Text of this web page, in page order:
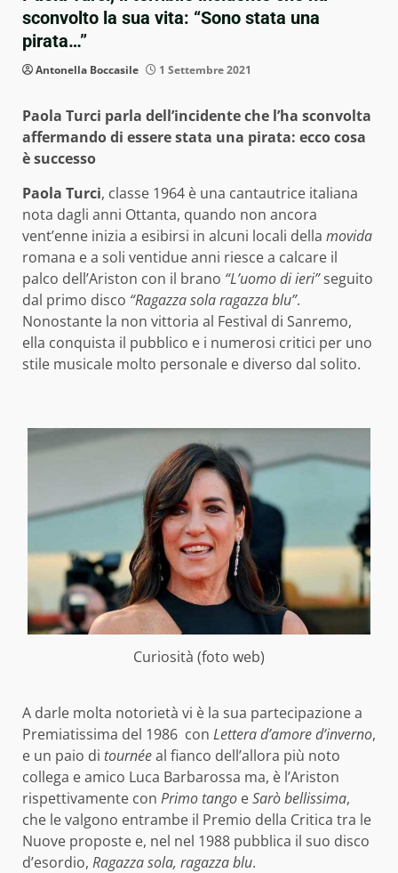
sconvolto la sua vita: “Sono stata una
pirata…”
Antonella Boccasile 1 Settembre 2021
Paola Turci parla dell’incidente che l’ha sconvolta
affermando di essere stata una pirata: ecco cosa
è successo
Paola Turci, classe 1964 è una cantautrice italiana
nota dagli anni Ottanta, quando non ancora
vent’enne inizia a esibirsi in alcuni locali della movida
romana e a soli ventidue anni riesce a calcare il
palco dell’Ariston con il brano “L’uomo di ieri”seguito
dal primo disco “Ragazza sola ragazza blu”.
Nonostante la non vittoria al Festival di Sanremo,
ella conquista il pubblico e i numerosi critici per uno
stile musicale molto personale e diverso dal solito.
Curiosità (foto web)
A darle molta notorietà vi è la sua partecipazione a
Premiatissima del 1986 con Lettera d’amore d’inverno,
e un paio di tournéeal fianco dell’allora più noto
collega e amico Luca Barbarossa ma, è l’Ariston
rispettivamente con Primo tango eSarò bellissima,
che le valgono entrambe il Premio della Critica tra le
Nuove proposte e, nel nel 1988 pubblica il suo disco
d’esordio, Ragazza sola, ragazza blu.